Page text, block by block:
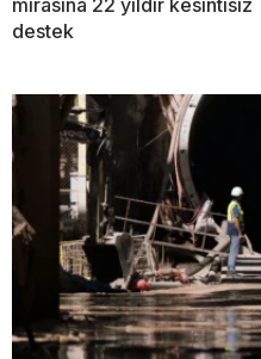
destek